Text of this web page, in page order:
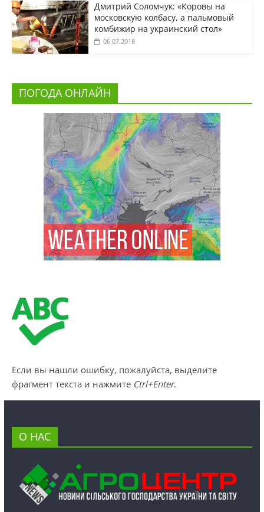
Дмитрий Соломчук: «Коровы на
московскую колбасу, а пальмовый
комбижир на украинский стол»
06.07.2018
ПОГОДА ОНЛАЙН
Если вы нашли ошибку, пожалуйста, выделите
фрагмент текста и нажмите Ctrl+Enter.
О НАС